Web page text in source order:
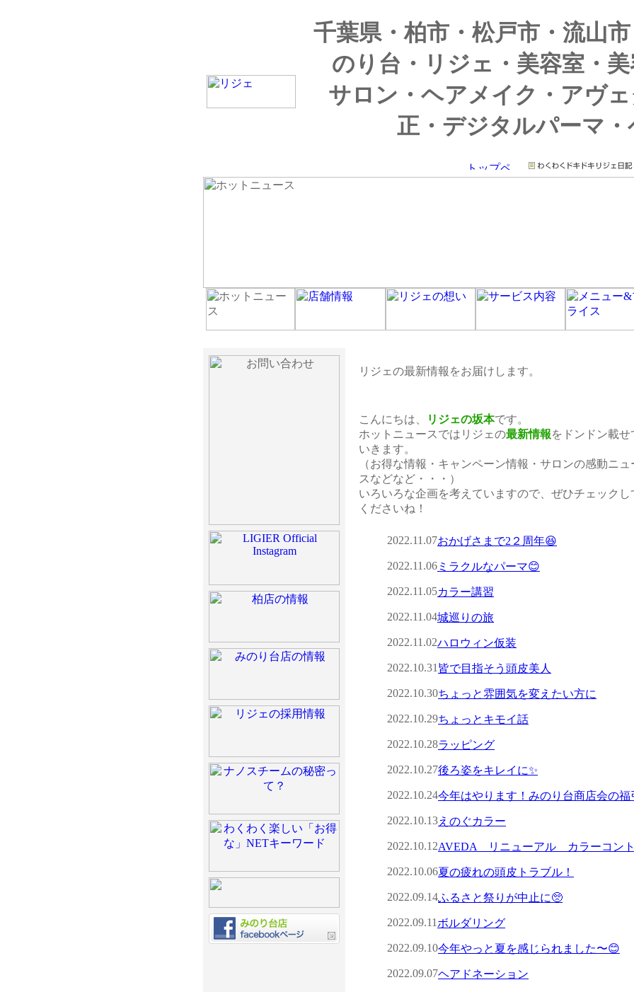
千葉県・柏市・松戸市・流山
のり台・リジェ・美容室・
サロン・ヘアメイク・アヴ
正・デジタルパーマ
こんにちは、 リジェの坂本です。
ホットニュースではリジェの最新情報をドンドン載せ
いきます。
（お得な情報・キャンペーン情報・サロンの感動ニュ
スなどなど・・・）
いろいろな企画を考えていますので、ぜひチェックし
くださいね！
2022.11.07おかげさまで2２周年😆
2022.11.06 ミラクルなパーマ😊
2022.11.05カラー講習
2022.11.04城巡りの旅
2022.11.02ハロウィン仮装
2022.10.31 皆で目指そう頭皮美人
2022.10.30ちょっと雰囲気を変えたい方に
2022.10.29ちょっとキモイ話
2022.10.28ラッピング
2022.10.27後ろ姿をキレイに✨
2022.10.24今年はやります！みのり台商店会の福
2022.10.13えのぐカラー
2022.10.12AVEDA リニューアル カラーコン
2022.10.06夏の疲れの頭皮トラブル！
2022.09.14ふるさと祭りが中止に🥺
2022.09.11 ボルダリング
2022.09.10今年やっと夏を感じられました〜😊
2022.09.07ヘアドネーション